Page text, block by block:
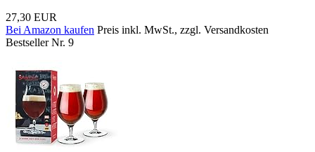
27,30 EUR
Bei Amazon kaufen Preis inkl. MwSt., zzgl. Versandkosten
Bestseller Nr. 9